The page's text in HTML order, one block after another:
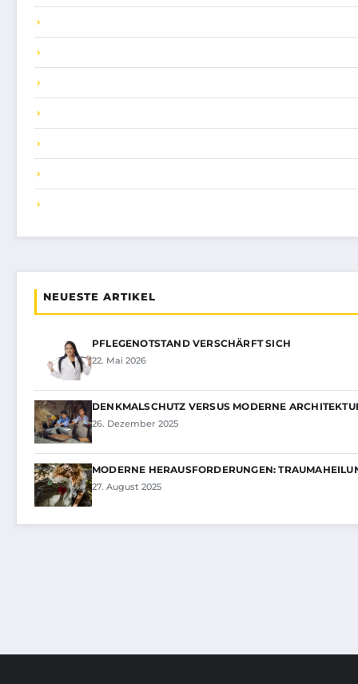
NEUESTE ARTIKEL
PFLEGENOTSTAND VERSCHÄRFT SICH
22. Mai 2026
DENKMALSCHUTZ VERSUS MODERNE
26. Dezember 2025
MODERNE HERAUSFORDERUNGEN:
27. August 2025